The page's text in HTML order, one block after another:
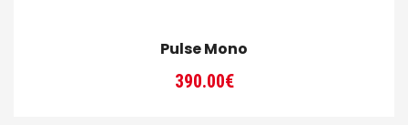
Pulse Mono
390.00€